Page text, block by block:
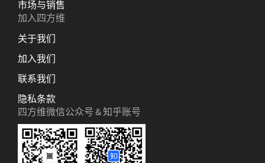
市场与销售
加入四方维
关于我们
加入我们
联系我们
隐私条款
四方维微信公众号 & 知乎账号